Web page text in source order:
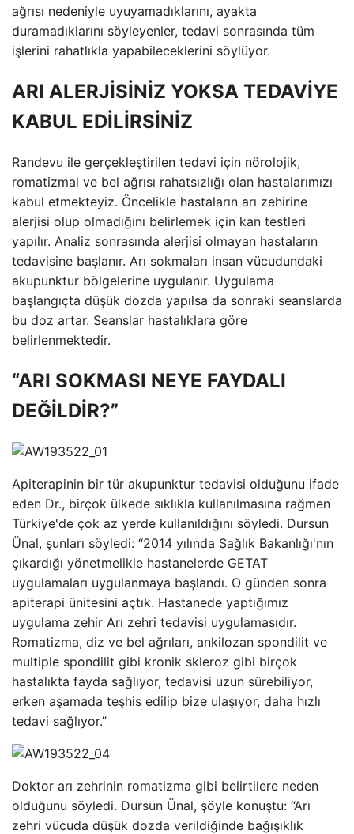
ağrısı nedeniyle uyuyamadıklarını, ayakta
duramadıklarını söyleyenler, tedavi sonrasında tüm
işlerini rahatlıkla yapabileceklerini söylüyor.
ARI ALERJİSİNİZ YOKSA TEDAVİYE
KABUL EDİLİRSİNİZ
Randevu ile gerçekleştirilen tedavi için nörolojik,
romatizmal ve bel ağrısı rahatsızlığı olan hastalarımızı
kabul etmekteyiz. Öncelikle hastaların arı zehirine
alerjisi olup olmadığını belirlemek için kan testleri
yapılır. Analiz sonrasında alerjisi olmayan hastaların
tedavisine başlanır. Arı sokmaları insan vücudundaki
akupunktur bölgelerine uygulanır. Uygulama
başlangıçta düşük dozda yapılsa da sonraki seanslarda
bu doz artar. Seanslar hastalıklara göre
belirlenmektedir.
“ARI SOKMASI NEYE FAYDALI
DEĞİLDİR?”
Apiterapinin bir tür akupunktur tedavisi olduğunu ifade
eden Dr., birçok ülkede sıklıkla kullanılmasına rağmen
Türkiye'de çok az yerde kullanıldığını söyledi. Dursun
Ünal, şunları söyledi: “2014 yılında Sağlık Bakanlığı'nın
çıkardığı yönetmelikle hastanelerde GETAT
uygulamaları uygulanmaya başlandı. O günden sonra
apiterapi ünitesini açtık. Hastanede yaptığımız
uygulama zehir Arı zehri tedavisi uygulamasıdır.
Romatizma, diz ve bel ağrıları, ankilozan spondilit ve
multiple spondilit gibi kronik skleroz gibi birçok
hastalıkta fayda sağlıyor, tedavisi uzun sürebiliyor,
erken aşamada teşhis edilip bize ulaşıyor, daha hızlı
tedavi sağlıyor.”
Doktor arı zehrinin romatizma gibi belirtilere neden
olduğunu söyledi. Dursun Ünal, şöyle konuştu: “Arı
zehri vücuda düşük dozda verildiğinde bağışıklık